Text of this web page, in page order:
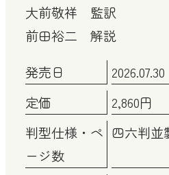
大前敬祥 監訳
前田裕二 解説
発売日
2026.07.30
定価
2,860円
判型仕様・ペ
ージ数
四六判並